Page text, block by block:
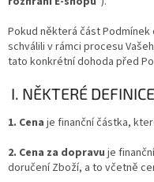
Pokud některá část
schválili v rámci procesu
tato konkrétní dohoda před
I. NĚKTERÉ DEFINICE
1. Cena je finanční částka,
2. Cena za dopravu je
doručení Zboží, a to včetně